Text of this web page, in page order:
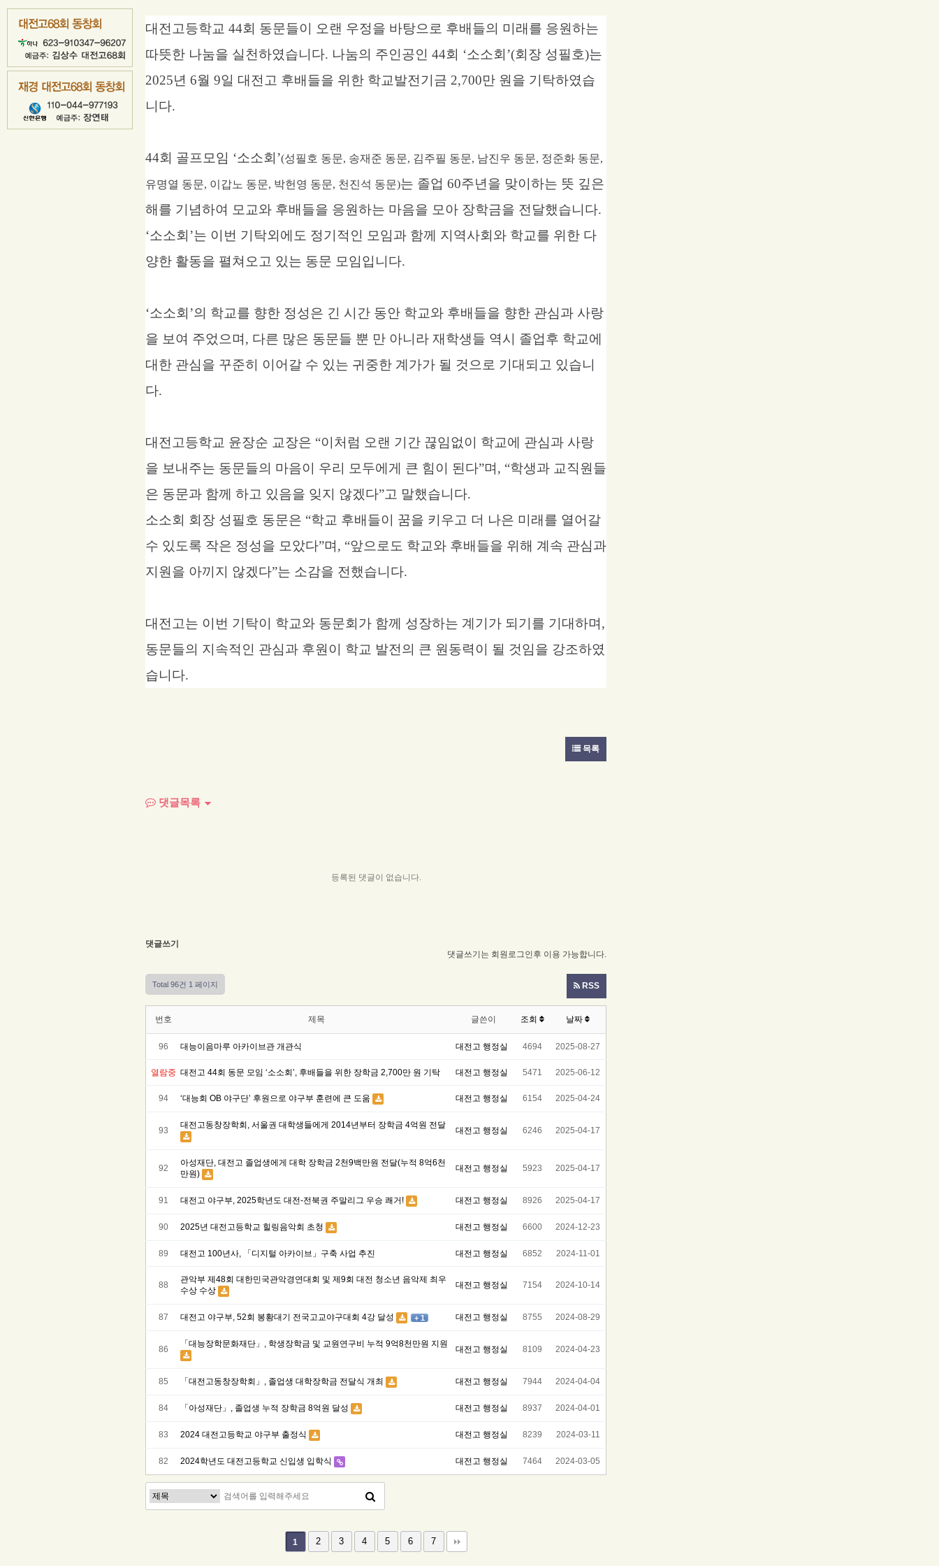
대전고등학교 44회 동문들이 오랜 우정을 바탕으로 후배들의 미래를 응원하는
따뜻한 나눔을 실천하였습니다. 나눔의 주인공인 44회 ‘소소회 ’(회장 성필호)는
2025년 6월 9일 대전고 후배들을 위한 학교발전기금 2,700만 원을 기탁하였습
니다.
44회 골프모임 ‘소소회 ’(성필호 동문, 송재준 동문, 김주필 동문, 남진우 동문, 정준화 동문,
유명열 동문, 이갑노 동문, 박헌영 동문, 천진석 동문)는 졸업 60주년을 맞이하는 뜻 깊은
해를 기념하여 모교와 후배들을 응원하는 마음을 모아 장학금을 전달했습니다.
‘소소회 ’는 이번 기탁외에도 정기적인 모임과 함께 지역사회와 학교를 위한 다
양한 활동을 펼쳐오고 있는 동문 모임입니다.
‘소소회 ’의 학교를 향한 정성은 긴 시간 동안 학교와 후배들을 향한 관심과 사랑
을 보여 주었으며 , 다른 많은 동문들 뿐 만 아니라 재학생들 역시 졸업후 학교에
대한 관심을 꾸준히 이어갈 수 있는 귀중한 계가가 될 것으로 기대되고 있습니
다.
대전고등학교 윤장순 교장은 “이처럼 오랜 기간 끊임없이 학교에 관심과 사랑
을 보내주는 동문들의 마음이 우리 모두에게 큰 힘이 된다”며 , “학생과 교직원들
은 동문과 함께 하고 있음을 잊지 않겠다”고 말했습니다.
소소회 회장 성필호 동문은 “학교 후배들이 꿈을 키우고 더 나은 미래를 열어갈
수 있도록 작은 정성을 모았다”며 , “앞으로도 학교와 후배들을 위해 계속 관심과
지원을 아끼지 않겠다”는 소감을 전했습니다.
대전고는 이번 기탁이 학교와 동문회가 함께 성장하는 계기가 되기를 기대하며 ,
동문들의 지속적인 관심과 후원이 학교 발전의 큰 원동력이 될 것임을 강조하였
습니다.
목록
댓글목록
등록된 댓글이 없습니다.
댓글쓰기
댓글쓰기는 회원로그인후 이용 가능합니다.
Total 96건 1 페이지 RSS
번호 제목 글쓴이 조회 날짜
96 대능이음마루 아카이브관 개관식 대전고 행정실 4694 2025-08-27
열람중 대전고 44회 동문 모임 ‘소소회’, 후배들을 위한 장학금 2,700만 원 기탁 대전고 행정실 5471 2025-06-12
94 ‘대능회 OB 야구단’ 후원으로 야구부 훈련에 큰 도움 대전고 행정실 6154 2025-04-24
93
대전고동창장학회, 서울권 대학생들에게 2014년부터 장학금 4억원 전달
대전고 행정실 6246 2025-04-17
92
아성재단, 대전고 졸업생에게 대학 장학금 2천9백만원 전달(누적 8억6천
만원)
대전고 행정실 5923 2025-04-17
91 대전고 야구부, 2025학년도 대전-전북권 주말리그 우승 쾌거! 대전고 행정실 8926 2025-04-17
90 2025년 대전고등학교 힐링음악회 초청 대전고 행정실 6600 2024-12-23
89 대전고 100년사, 「디지털 아카이브」구축 사업 추진 대전고 행정실 6852 2024-11-01
88
관악부 제48회 대한민국관악경연대회 및 제9회 대전 청소년 음악제 최우
수상 수상
대전고 행정실 7154 2024-10-14
87 대전고 야구부, 52회 봉황대기 전국고교야구대회 4강 달성 + 1 대전고 행정실 8755 2024-08-29
86
「대능장학문화재단」, 학생장학금 및 교원연구비 누적 9억8천만원 지원
대전고 행정실 8109 2024-04-23
85 「대전고동창장학회」, 졸업생 대학장학금 전달식 개최 대전고 행정실 7944 2024-04-04
84 「아성재단」, 졸업생 누적 장학금 8억원 달성 대전고 행정실 8937 2024-04-01
83 2024 대전고등학교 야구부 출정식 대전고 행정실 8239 2024-03-11
82 2024학년도 대전고등학교 신입생 입학식 대전고 행정실 7464 2024-03-05
1 2 3 4 5 6 7